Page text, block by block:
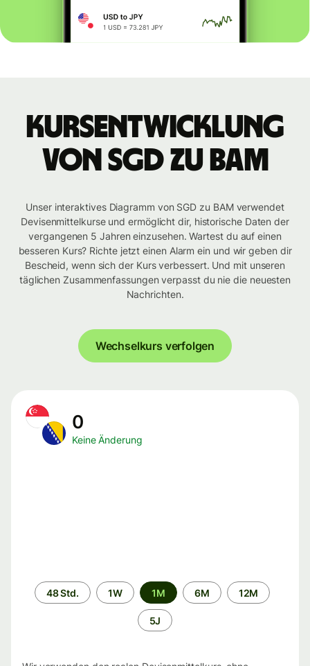
Kursentwicklung
von SGD zu BAM
Unser interaktives Diagramm von SGD zu BAM verwendet
Devisenmittelkurse und ermöglicht dir, historische Daten der
vergangenen 5 Jahren einzusehen. Wartest du auf einen
besseren Kurs? Richte jetzt einen Alarm ein und wir geben dir
Bescheid, wenn sich der Kurs verbessert. Und mit unseren
täglichen Zusammenfassungen verpasst du nie die neuesten
Nachrichten.
Wechselkurs verfolgen
0
Keine Änderung
Zeitraum
48 Std. 1W 1M 6M 12M
5J